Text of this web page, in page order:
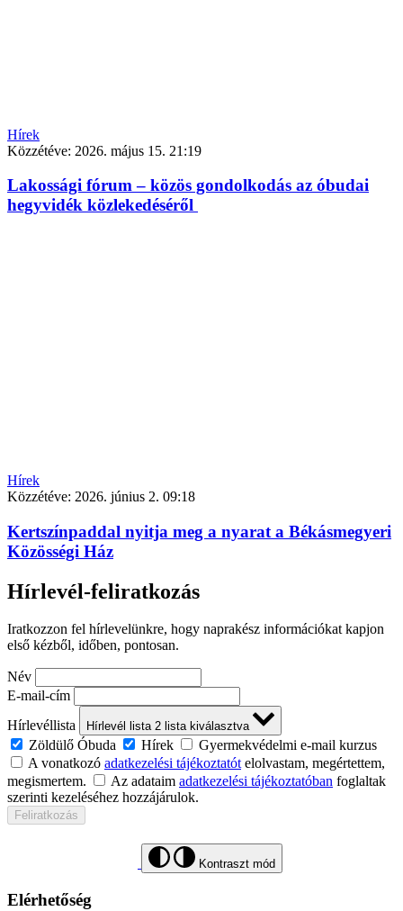
Hírek
Közzétéve: 2026. május 15. 21:19
Lakossági fórum – közös gondolkodás az óbudai
hegyvidék közlekedéséről
Hírek
Közzétéve: 2026. június 2. 09:18
Kertszínpaddal nyitja meg a nyarat a Békásmegyeri
Közösségi Ház
Hírlevél-feliratkozás
Iratkozzon fel hírlevelünkre, hogy naprakész információkat kapjon
első kézből, időben, pontosan.
Név
E-mail-cím
Hírlevéllista
Hírlevél lista 2 lista kiválasztva
Zöldülő Óbuda Hírek
Gyermekvédelmi e-mail kurzus
A vonatkozó adatkezelési tájékoztatótelolvastam, megértettem,
megismertem.
Az adataim adatkezelési tájékoztatóban foglaltak
szerinti kezeléséhez hozzájárulok.
Feliratkozás
Kontraszt mód
Elérhetőség